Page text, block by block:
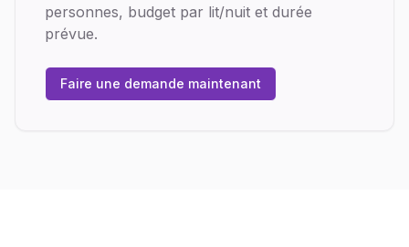
personnes, budget par lit/nuit et durée
prévue.
Faire une demande maintenant